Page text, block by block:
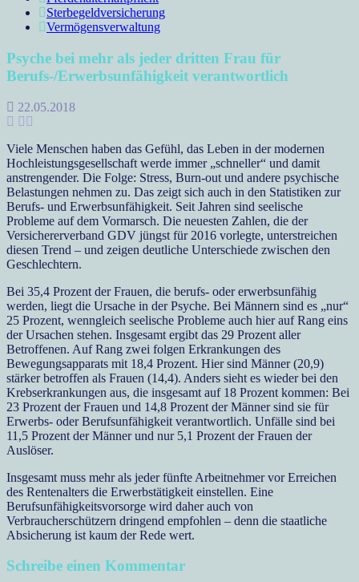
Sterbegeldversicherung
Vermögensverwaltung
Psyche bei mehr als jeder dritten Frau für
Berufs-/Erwerbsunfähigkeit verantwortlich
22.05.2018
Viele Menschen haben das Gefühl, das Leben in der modernen
Hochleistungsgesellschaft werde immer „schneller“ und damit
anstrengender. Die Folge: Stress, Burn-out und andere psychische
Belastungen nehmen zu. Das zeigt sich auch in den Statistiken zur
Berufs- und Erwerbsunfähigkeit. Seit Jahren sind seelische
Probleme auf dem Vormarsch. Die neuesten Zahlen, die der
Versichererverband GDV jüngst für 2016 vorlegte, unterstreichen
diesen Trend – und zeigen deutliche Unterschiede zwischen den
Geschlechtern.
Bei 35,4 Prozent der Frauen, die berufs- oder erwerbsunfähig
werden, liegt die Ursache in der Psyche. Bei Männern sind es „nur“
25 Prozent, wenngleich seelische Probleme auch hier auf Rang eins
der Ursachen stehen. Insgesamt ergibt das 29 Prozent aller
Betroffenen. Auf Rang zwei folgen Erkrankungen des
Bewegungsapparats mit 18,4 Prozent. Hier sind Männer (20,9)
stärker betroffen als Frauen (14,4). Anders sieht es wieder bei den
Krebserkrankungen aus, die insgesamt auf 18 Prozent kommen: Bei
23 Prozent der Frauen und 14,8 Prozent der Männer sind sie für
Erwerbs- oder Berufsunfähigkeit verantwortlich. Unfälle sind bei
11,5 Prozent der Männer und nur 5,1 Prozent der Frauen der
Auslöser.
Insgesamt muss mehr als jeder fünfte Arbeitnehmer vor Erreichen
des Rentenalters die Erwerbstätigkeit einstellen. Eine
Berufsunfähigkeitsvorsorge wird daher auch von
Verbraucherschützern dringend empfohlen – denn die staatliche
Absicherung ist kaum der Rede wert.
Schreibe einen Kommentar